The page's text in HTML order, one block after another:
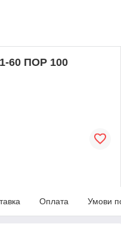
60 ПОР 100
Оплата Умови